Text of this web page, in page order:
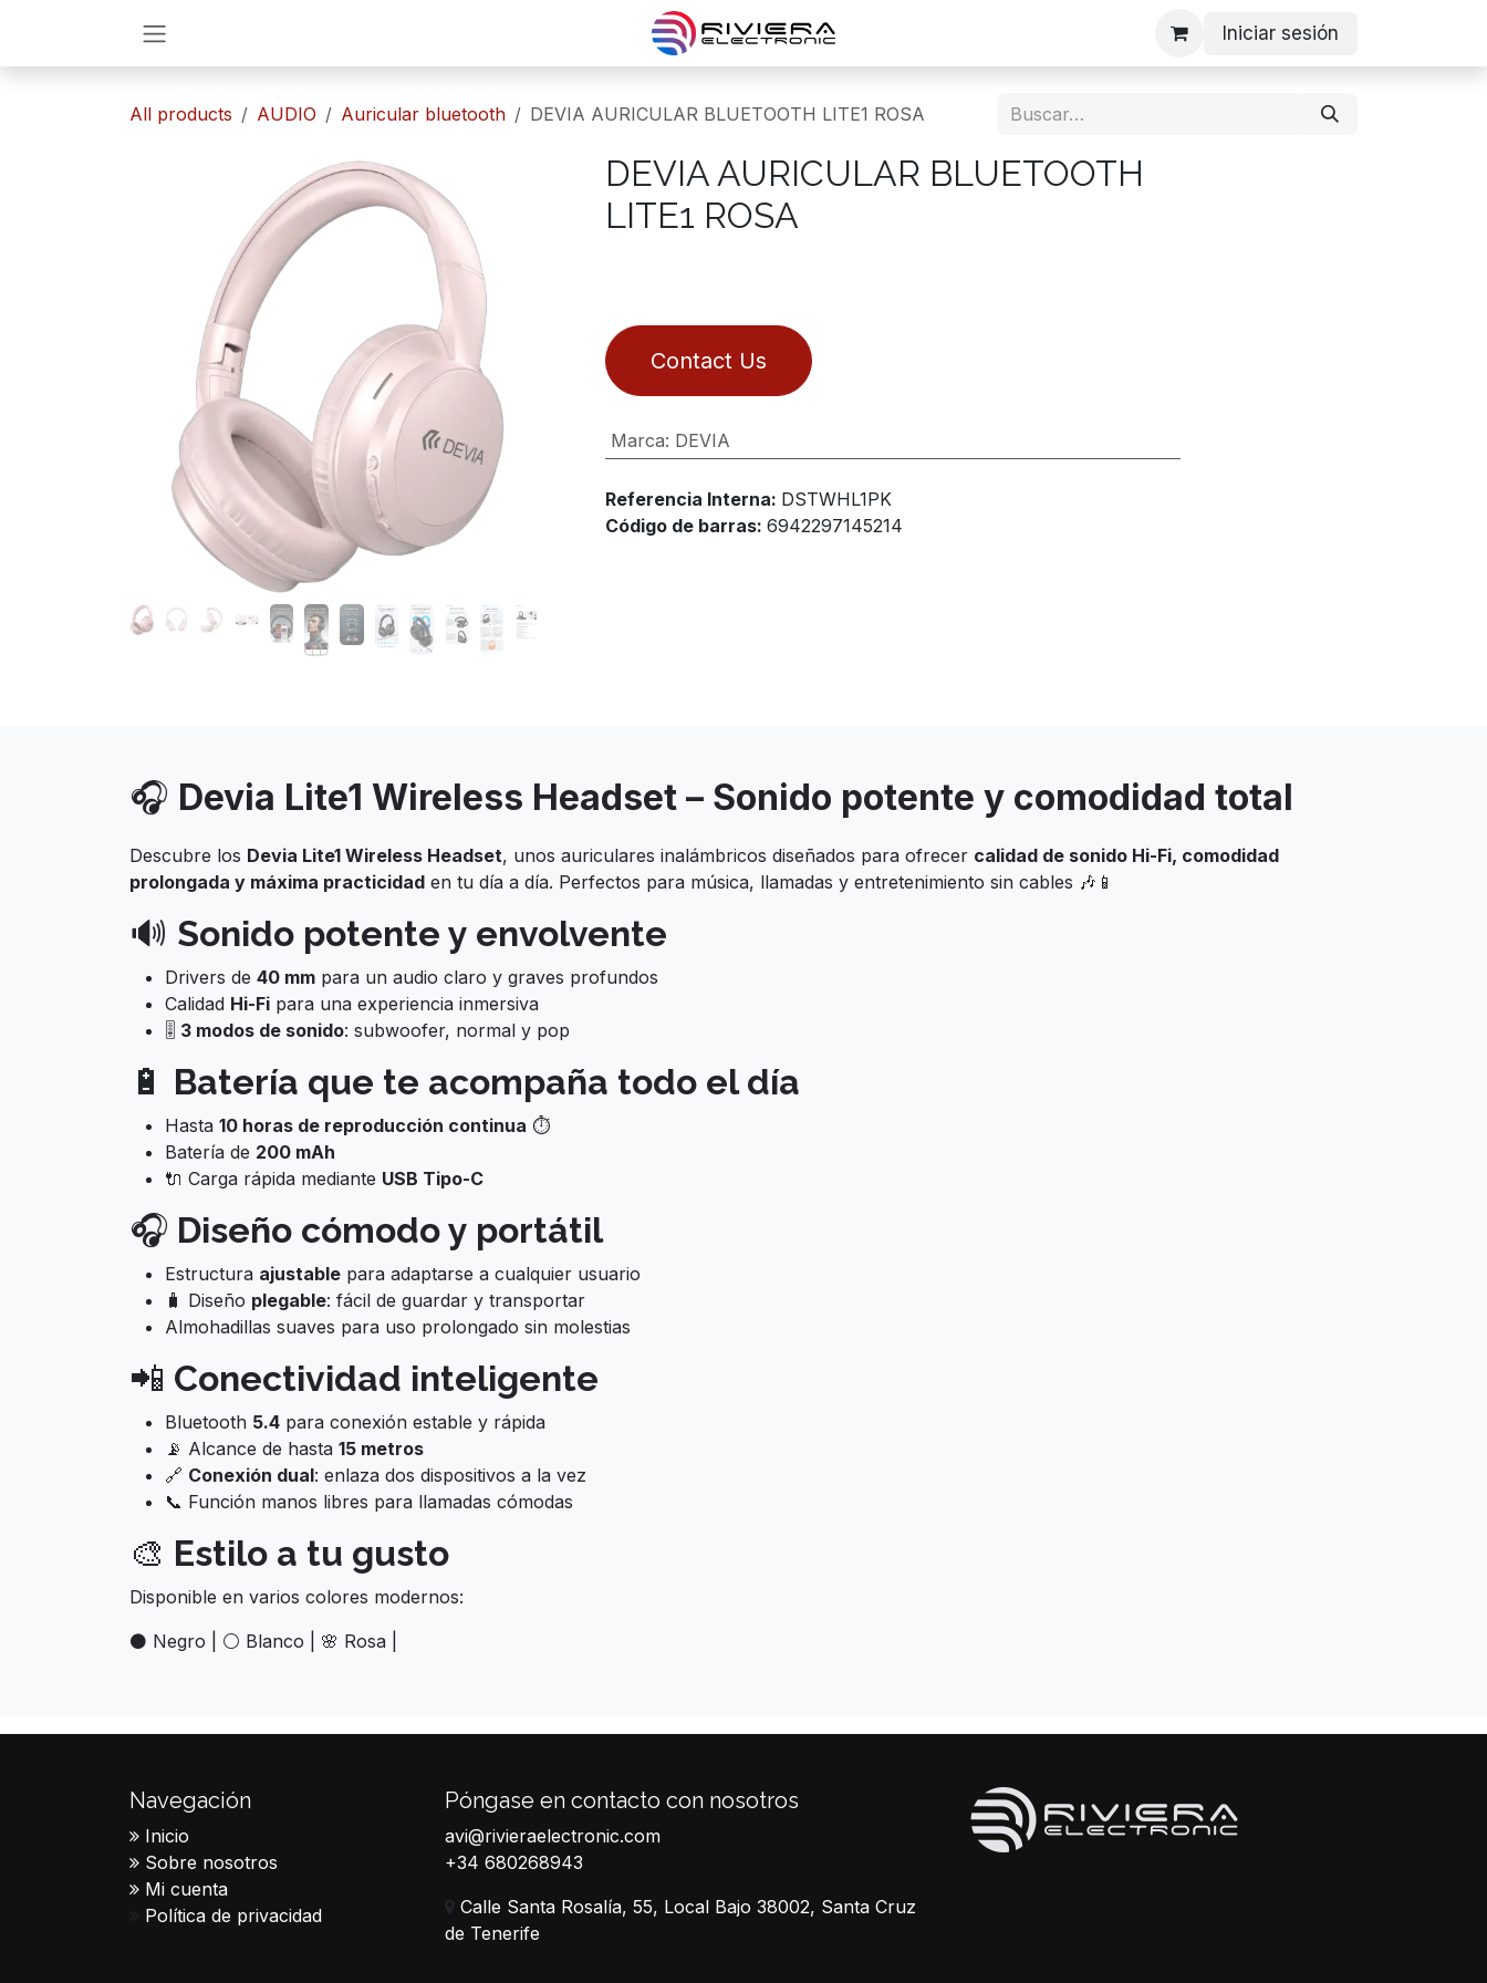
Iniciar sesión
All products AUDIO ​Auricular bluetooth DEVIA AURICULAR BLUETOOTH LITE1 ROSA
DEVIA AURICULAR BLUETOOTH
LITE1 ROSA
Contact Us
Marca: DEVIA
Referencia Interna: DSTWHL1PK
Código de barras: 6942297145214
🎧 Devia Lite1 Wireless Headset – Sonido potente y comodidad total
Descubre los Devia Lite1 Wireless Headset, unos auriculares inalámbricos diseñados para ofrecer calidad de sonido Hi-Fi, comodidad
prolongada y máxima practicidad en tu día a día. Perfectos para música, llamadas y entretenimiento sin cables 🎶📱
🔊 Sonido potente y envolvente
Drivers de 40 mm para un audio claro y graves profundos
Calidad Hi-Fi para una experiencia inmersiva
🎚️ 3 modos de sonido: subwoofer, normal y pop
🔋 Batería que te acompaña todo el día
Hasta 10 horas de reproducción continua ⏱️
Batería de 200 mAh
🔌 Carga rápida mediante USB Tipo-C
🎧 Diseño cómodo y portátil
Estructura ajustable para adaptarse a cualquier usuario
🧳 Diseño plegable: fácil de guardar y transportar
Almohadillas suaves para uso prolongado sin molestias
📲 Conectividad inteligente
Bluetooth 5.4 para conexión estable y rápida
📡 Alcance de hasta 15 metros
🔗 Conexión dual: enlaza dos dispositivos a la vez
📞 Función manos libres para llamadas cómodas
🎨 Estilo a tu gusto
Disponible en varios colores modernos:
⚫ Negro | ⚪ Blanco | 🌸 Rosa |
Navegación
Inicio
Sobre nosotros
Mi cuenta
Política de privacidad
Póngase en contacto con nosotros
avi@rivieraelectronic.com
+34 680268943
Calle Santa Rosalía, 55, Local Bajo 38002, Santa Cruz
de Tenerife